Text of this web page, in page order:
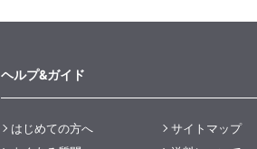
ヘルプ&ガイド
はじめての方へ
サイトマップ